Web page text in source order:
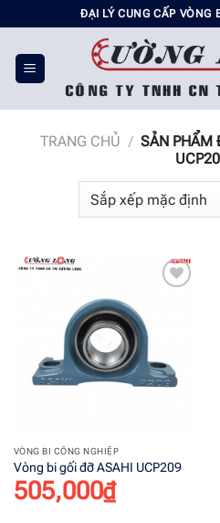
đến
nội
dung
ĐẠI LÝ CUNG CẤP VÒNG
TRANG CHỦ / SẢN PHẨM
VÒNG BI CÔNG NGHIỆP
Vòng bi gối đỡ ASAHI UCP209
505,000₫